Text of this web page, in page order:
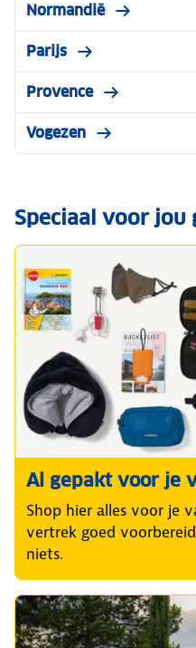
Normandië
Parijs
Provence
Vogezen
Speciaal voor jou
Al gepakt voor je
Shop hier alles voor je
vertrek goed
niets.